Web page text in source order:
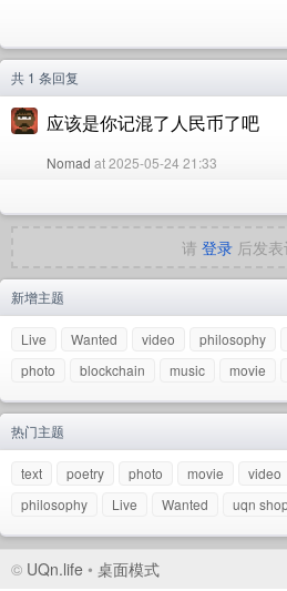
共 1 条回复
应该是你记混了人民币了吧
Nomad at 2025-05-24 21:33
请 登录 后发
新增主题
Live Wanted video philosophy
photo
blockchain music movie
热门主题
text poetry photo movie video
philosophy
Live Wanted uqn
© UQn.life • 桌面模式